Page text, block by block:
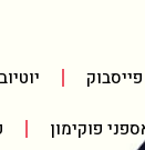
פייסבוק יוטיוב
פוקימון